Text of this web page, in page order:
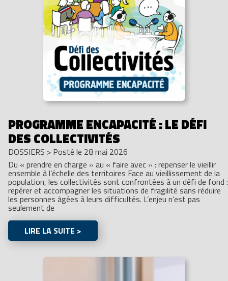
PROGRAMME ENCAPACITÉ : LE DÉFI
DES COLLECTIVITÉS
DOSSIERS > Posté le 28 mai 2026
Du « prendre en charge » au « faire avec » : repenser le vieillir
ensemble à l’échelle des territoires Face au vieillissement de la
population, les collectivités sont confrontées à un défi de fond :
repérer et accompagner les situations de fragilité sans réduire
les personnes âgées à leurs difficultés. L’enjeu n’est pas
seulement de
LIRE LA SUITE >